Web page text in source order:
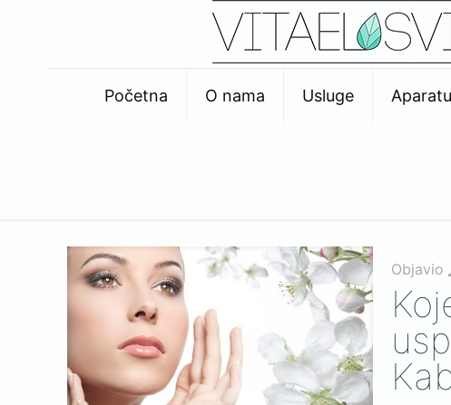
Početna O nama Usluge
Objavio